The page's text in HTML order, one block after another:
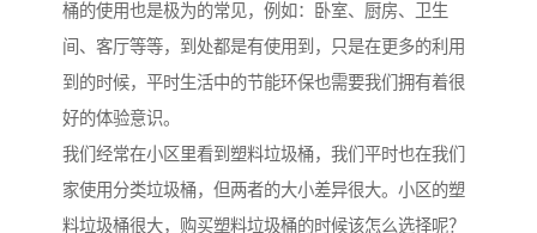
桶的使用也是极为的常见，例如：卧室、厨房、卫生
间、客厅等等，到处都是有使用到，只是在更多的利用
到的时候，平时生活中的节能环保也需要我们拥有着很
好的体验意识。
我们经常在小区里看到塑料垃圾桶，我们平时也在我们
家使用分类垃圾桶，但两者的大小差异很大。小区的塑
料垃圾桶很大，购买塑料垃圾桶的时候该怎么选择呢？